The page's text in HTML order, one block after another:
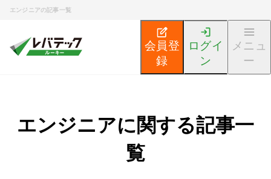
エンジニアの記事一覧
会員登
録
ログイ
ン
メニュ
ー
エンジニアに関する記事一
覧